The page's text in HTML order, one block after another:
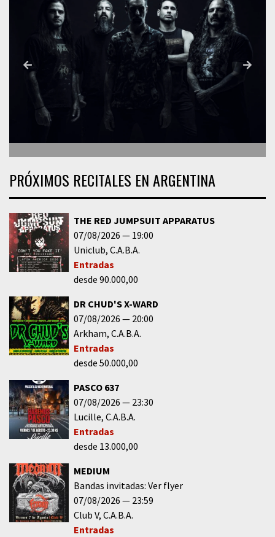
PRÓXIMOS RECITALES EN ARGENTINA
THE RED JUMPSUIT APPARATUS
07/08/2026
19:00
Uniclub C.A.B.A.
Entradas
desde 90.000,00
DR CHUD'S X-WARD
07/08/2026
20:00
Arkham C.A.B.A.
Entradas
desde 50.000,00
PASCO 637
07/08/2026
23:30
Lucille C.A.B.A.
Entradas
desde 13.000,00
MEDIUM
Bandas invitadas: Ver flyer
07/08/2026
23:59
Club V C.A.B.A.
Entradas